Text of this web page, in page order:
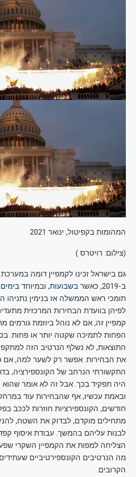
המהומות בקפיטול, ינואר 2021
(צילום: רויטרס )
גם בישראל זכינו לקמפיין דומה
ב-2019, כאשר
בשבועות, ובמיוחד בימים
תומכי ראש הממשלה אז בנימין נתניהו
לפיהן בוועדת הבחירות המרכזית
קמפיין זה, אם לא נוהל ביוזמת גורמים
הפחות לתמיכה שקטה יותר או פחות.
התוצאות, לא נשלף הנרטיב הזה
את הבחירות. אפשר רק לשער למה, אם
התקשורתי הנרחב של הקונספירציה,
היה תפקיד בכך. אבל זה לא אומר שהוא
ובאמת עכשיו, אף שהבחירות עוד
חודשים, הקונספירציות חוזרות לככב
מתחילים מוקדם, לבדוק את השטח,
לבנות עליהם בהמשך. עבודת איסוף
הצליחה למפות את הקמפיין השקרי
מה הנרטיבים הקונספירטיביים
הקרובים.